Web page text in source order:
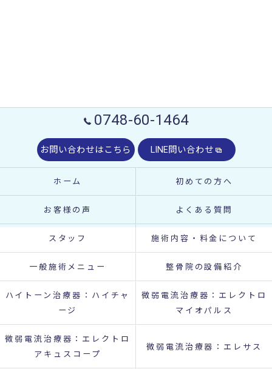
0748-60-1464
お問い合わせはこちら LINE問い合わせ
ホーム 初めての方へ
お客様の声 よくある質問
スタッフ 施術内容・料金について
一般施術メニュー 整骨院の設備紹介
ハイトーン治療器：ハイチャ
ージ
微弱電流治療器：エレクトロ
マイオパルス
微弱電流治療器：エレクトロ
アキュスコープ
微弱電流治療器：エレサス